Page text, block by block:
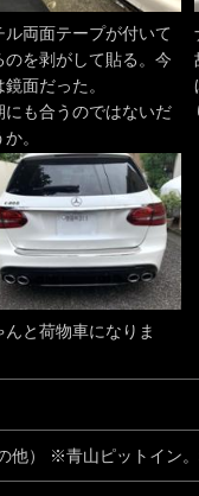
ル両面テープが付いて
のを剥がして貼る。今
鏡面だった。
にも合うのではないだ
。
んと荷物車になりま
他） ※青山ピットイン